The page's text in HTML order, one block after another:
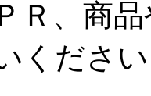
Ｒ、商
くださ